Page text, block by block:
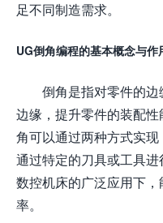
足不同制造需求。
UG倒角编程的基本概念与作
倒角是指对零件的
边缘，提升零件的装配
角可以通过两种方式实
通过特定的刀具或工具
数控机床的广泛应用下
率。